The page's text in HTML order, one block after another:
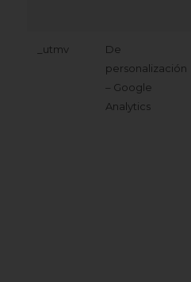
_utmv
De
personalización
– Google
Analytics